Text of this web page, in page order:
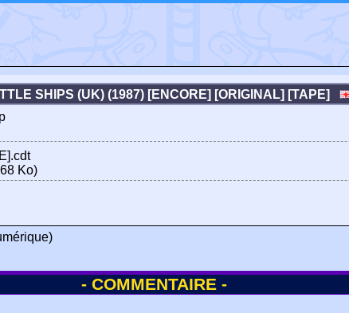
SHIPS (UK) (1987) [ENCORE] [ORIGINAL] [TAPE]
Ko)
- COMMENTAIRE -